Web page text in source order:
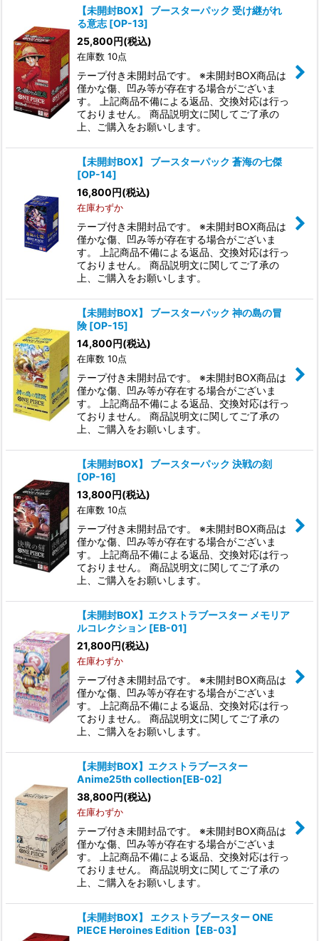
【未開封BOX】 ブースターパック 受け継がれ
る意志 [OP-13]
25,800円(税込)
在庫数 10点
テープ付き未開封品です。 ※未開封BOX商品は
僅かな傷、凹み等が存在する場合がございま
す。 上記商品不備による返品、交換対応は行っ
ておりません。 商品説明文に関してご了承の
上、ご購入をお願いします。
【未開封BOX】 ブースターパック 蒼海の七傑
[OP-14]
16,800円(税込)
在庫わずか
テープ付き未開封品です。 ※未開封BOX商品は
僅かな傷、凹み等が存在する場合がございま
す。 上記商品不備による返品、交換対応は行っ
ておりません。 商品説明文に関してご了承の
上、ご購入をお願いします。
【未開封BOX】 ブースターパック 神の島の冒
険 [OP-15]
14,800円(税込)
在庫数 10点
テープ付き未開封品です。 ※未開封BOX商品は
僅かな傷、凹み等が存在する場合がございま
す。 上記商品不備による返品、交換対応は行っ
ておりません。 商品説明文に関してご了承の
上、ご購入をお願いします。
【未開封BOX】 ブースターパック 決戦の刻
[OP-16]
13,800円(税込)
在庫数 10点
テープ付き未開封品です。 ※未開封BOX商品は
僅かな傷、凹み等が存在する場合がございま
す。 上記商品不備による返品、交換対応は行っ
ておりません。 商品説明文に関してご了承の
上、ご購入をお願いします。
【未開封BOX】エクストラブースター メモリア
ルコレクション [EB-01]
21,800円(税込)
在庫わずか
テープ付き未開封品です。 ※未開封BOX商品は
僅かな傷、凹み等が存在する場合がございま
す。 上記商品不備による返品、交換対応は行っ
ておりません。 商品説明文に関してご了承の
上、ご購入をお願いします。
【未開封BOX】エクストラブースター
Anime25th collection[EB-02]
38,800円(税込)
在庫わずか
テープ付き未開封品です。 ※未開封BOX商品は
僅かな傷、凹み等が存在する場合がございま
す。 上記商品不備による返品、交換対応は行っ
ておりません。 商品説明文に関してご了承の
上、ご購入をお願いします。
【未開封BOX】 エクストラブースター ONE
PIECE Heroines Edition【EB-03】